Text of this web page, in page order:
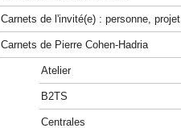
Carnets de l'invité(e) : personne, projet
Carnets de Pierre Cohen-Hadria
Atelier
B2TS
Centrales